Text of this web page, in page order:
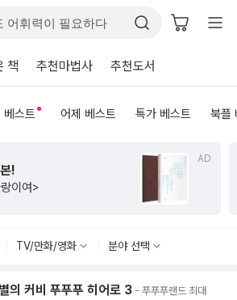
책 추천마법사 추천도서
베스트 어제 베스트 특가 베스트 북플
수능까지 연결되는
초등 비문학 필독서
<초등 매3비>
TV/만화/영화 분야 선택
의 커비 푸푸푸 히어로 3 - 푸푸푸랜드 최대